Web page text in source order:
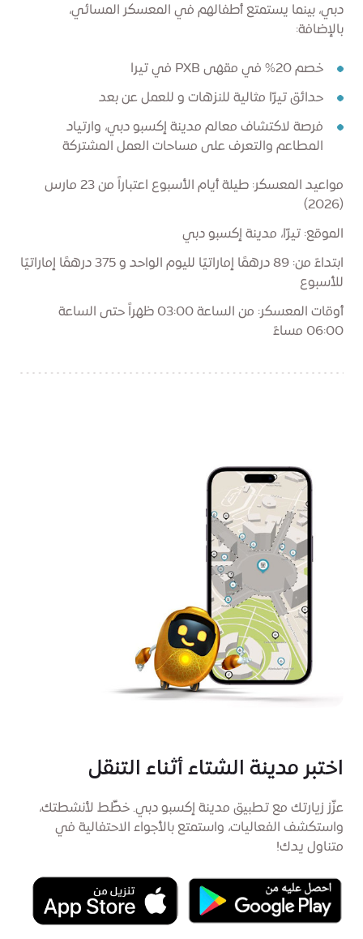
دبي، بينما يستمتع أطفالهم في المعسكر المسائي،
بالإضافة:
خصم 20% في مقهى PXB في تيرا
حدائق تيرّا مثالية للنزهات و للعمل عن بعد
فرصة لاكتشاف معالم مدينة إكسبو دبي، وارتياد
المطاعم والتعرف على مساحات العمل المشتركة
مواعيد المعسكر: طيلة أيام الأسبوع اعتباراً من 23 مارس
(2026)
الموقع: تيرّا، مدينة إكسبو دبي
ابتداءً من: 89 درهمًا إماراتيًا لليوم الواحد و 375 درهمًا إماراتيًا
للأسبوع
أوقات المعسكر: من الساعة 03:00 ظهراً حتى الساعة
06:00 مساءً
اختبر مدينة الشتاء أثناء التنقل
عزّز زيارتك مع تطبيق مدينة إكسبو دبي. خطِّط لأنشطتك،
واستكشف الفعاليات، واستمتع بالأجواء الاحتفالية في
متناول يدك!